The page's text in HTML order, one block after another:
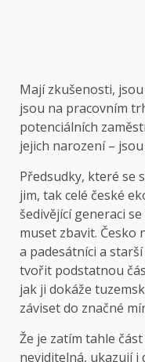
Mají zkušenosti,
jsou na pracovním
potenciálních
jejich narození –
Předsudky, které se
jim, tak celé české
šedivějící generaci
muset zbavit. Česko
a padesátníci a
tvořit podstatnou
jak ji dokáže
záviset do značné
Že je zatím tahle
neviditelná, ukazují i